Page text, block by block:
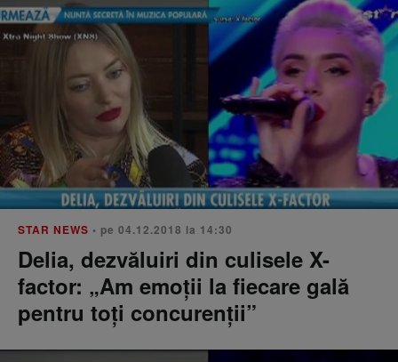
STAR NEWS • pe 04.12.2018 la 14:30
Delia, dezvăluiri din culisele X-
factor: „Am emoții la fiecare gală
pentru toți concurenții”